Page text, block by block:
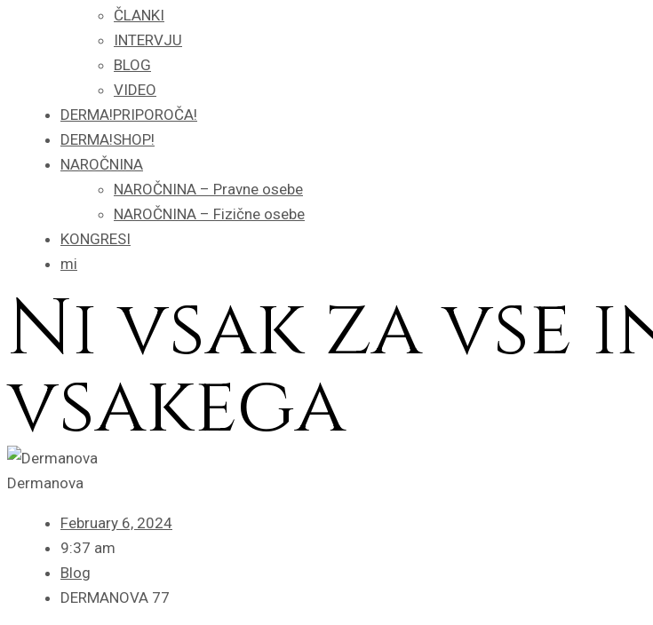
ČLANKI
INTERVJU
BLOG
VIDEO
DERMA!PRIPOROČA!
DERMA!SHOP!
NAROČNINA
NAROČNINA – Pravne osebe
NAROČNINA – Fizične osebe
KONGRESI
mi
Ni vsak za vse
vsakega
Dermanova
February 6, 2024
9:37 am
Blog
DERMANOVA 77